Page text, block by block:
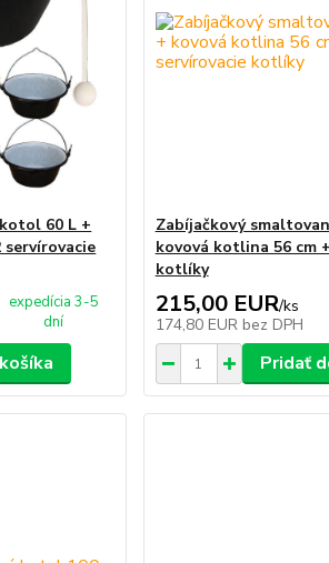
60 L +
expedícia 3-5
dní
Zabíjačkový
kovová kotlina 56 cm
kotlíky
215,00 EUR/ks
174,80 EUR bez DPH
Pridať